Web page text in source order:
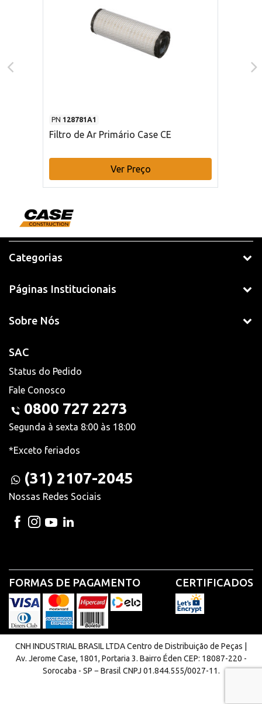
PN 128781A1
Filtro de Ar Primário Case CE
Ver Preço
Categorias
Páginas Institucionais
Sobre Nós
SAC
Status do Pedido
Fale Conosco
0800 727 2273
Segunda à sexta 8:00 às 18:00
*Exceto feriados
(31) 2107-2045
Nossas Redes Sociais
FORMAS DE PAGAMENTO CERTIFICADOS
CNH INDUSTRIAL BRASIL LTDA Centro de Distribuição de Peças |
Av. Jerome Case, 1801, Portaria 3. Bairro Éden CEP: 18087-220 -
Sorocaba - SP − Brasil CNPJ 01.844.555/0027-11.